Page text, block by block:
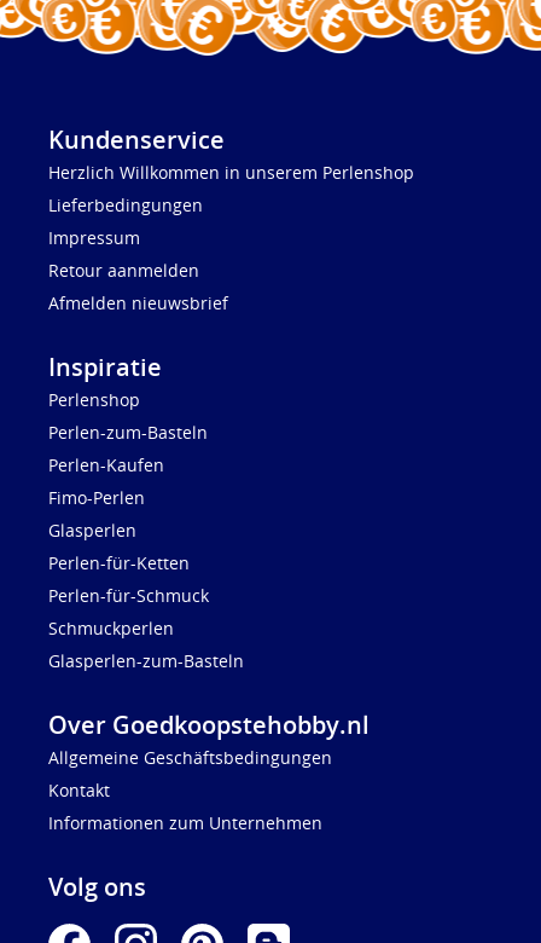
Kundenservice
Herzlich Willkommen in unserem Perlenshop
Lieferbedingungen
Impressum
Retour aanmelden
Afmelden nieuwsbrief
Inspiratie
Perlenshop
Perlen-zum-Basteln
Perlen-Kaufen
Fimo-Perlen
Glasperlen
Perlen-für-Ketten
Perlen-für-Schmuck
Schmuckperlen
Glasperlen-zum-Basteln
Over Goedkoopstehobby.nl
Allgemeine Geschäftsbedingungen
Kontakt
Informationen zum Unternehmen
Volg ons